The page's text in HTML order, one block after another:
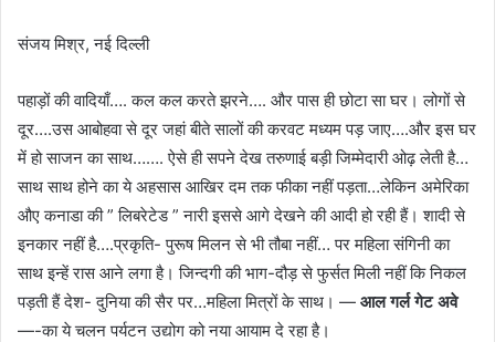
संजय मिश्र, नई दिल्ली
पहाड़ों की वादियाँ…. कल कल करते झरने…. और पास ही छोटा सा घर। लोगों से
दूर….उस आबोहवा से दूर जहां बीते सालों की करवट मध्यम पड़ जाए….और इस घर
में हो साजन का साथ……. ऐसे ही सपने देख तरुणाई बड़ी जिम्मेदारी ओढ़ लेती है…
साथ साथ होने का ये अहसास आखिर दम तक फीका नहीं पड़ता…लेकिन अमेरिका
औए कनाडा की ” लिबरेटेड ” नारी इससे आगे देखने की आदी हो रही हैं। शादी से
इनकार नहीं है….प्रकृति- पुरूष मिलन से भी तौबा नहीं… पर महिला संगिनी का
साथ इन्हें रास आने लगा है। जिन्दगी की भाग-दौड़ से फुर्सत मिली नहीं कि निकल
पड़ती हैं देश- दुनिया की सैर पर…महिला मित्रों के साथ। — आल गर्ल गेट अवे
—-का ये चलन पर्यटन उद्योग को नया आयाम दे रहा है।